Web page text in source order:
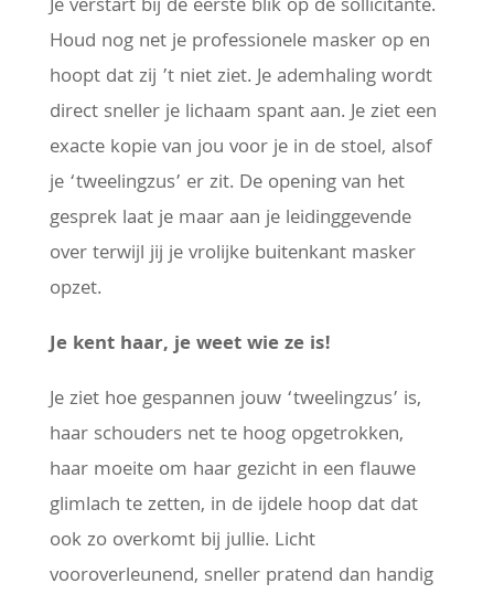
Je verstart bij de eerste blik op de sollicitante.
Houd nog net je professionele masker op en
hoopt dat zij ’t niet ziet. Je ademhaling wordt
direct sneller je lichaam spant aan. Je ziet een
exacte kopie van jou voor je in de stoel, alsof
je ‘tweelingzus’ er zit. De opening van het
gesprek laat je maar aan je leidinggevende
over terwijl jij je vrolijke buitenkant masker
opzet.
Je kent haar, je weet wie ze is!
Je ziet hoe gespannen jouw ‘tweelingzus’ is,
haar schouders net te hoog opgetrokken,
haar moeite om haar gezicht in een flauwe
glimlach te zetten, in de ijdele hoop dat dat
ook zo overkomt bij jullie. Licht
vooroverleunend, sneller pratend dan handig